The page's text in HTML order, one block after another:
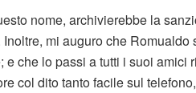
nome, archivierebbe la
mi auguro che
che lo passi a tutti i suoi amici
col dito tanto facile sul